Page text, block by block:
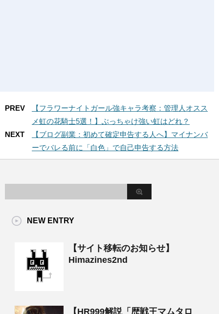
PREV
【フラワーナイトガール強キャラ考察：管理人オスス
メ虹の花騎士5選！】ぶっちゃけ強い虹はどれ？
NEXT
【ブログ副業：初めて確定申告する人へ】マイナンバ
ーでバレる前に「白色」で自己申告する方法
NEW ENTRY
【サイト移転のお知らせ】
Himazines2nd
【HR999解説「歴戦王マムタロ